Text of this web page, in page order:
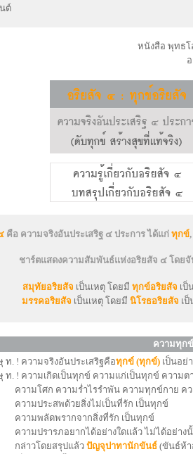
ต์
หนังสือ พุทธ
คือ ความจริงอันประเสริฐ ๔ ประการ ได้แก่ ทุกข์,
ชาร์ตแสดงความสัมพันธ์แห่งอริยสัจ ๔ โดยจั
สมุทัยอริยสัจ เป็นเหตุ โดยมี ทุกข์อริยสัจ เป็
มรรคอริยสัจ เป็นเหตุ โดยมี นิโรธอริยสัจ เ
ความทุก
ท. ! ความจริงอันประเสริฐคือทุกข์ (ทุกข์)เป็นอย่า
ท. ! ความเกิดเป็นทุกข์ ความแก่เป็นทุกข์ ความต
ามโศก ความร่ำไรรำพัน ความทุกข์กาย คว
ามประสพด้วยสิ่งไม่เป็นที่รัก เป็นทุกข์
ามพลัดพรากจากสิ่งที่รัก เป็นทุกข์
ามปรารภอยากได้อย่างใดแล้ว ไม่ได้อย่างนั้
าวโดยสรุปแล้ว ปัญจุปาทานักขันธ์ (ขันธ์ห้า